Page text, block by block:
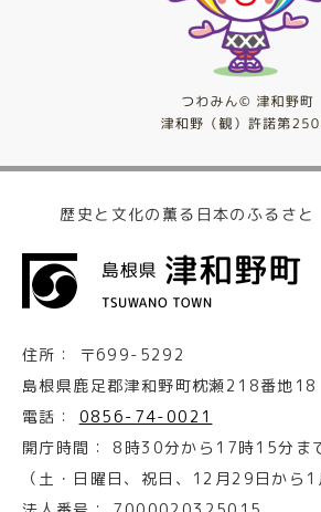
歴史と文化の薫る日本のふるさと
住所：
〒699-5292
島根県鹿足郡津和野町枕瀬218番地18
電話：
0856-74-0021
開庁時間：
8時30分から17時15分ま
（土・日曜日、祝日、12月29日から1